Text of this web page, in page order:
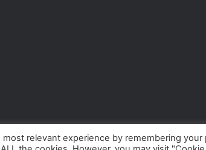
relevant experience by remembering